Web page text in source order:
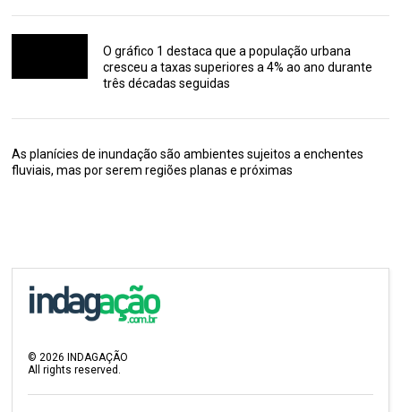
O gráfico 1 destaca que a população urbana
cresceu a taxas superiores a 4% ao ano durante
três décadas seguidas
As planícies de inundação são ambientes sujeitos a enchentes
fluviais, mas por serem regiões planas e próximas
©2026 INDAGAÇÃO
All rights reserved.